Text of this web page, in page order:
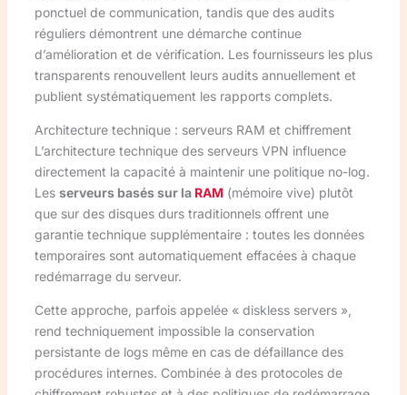
ponctuel de communication, tandis que des audits
réguliers démontrent une démarche continue
d’amélioration et de vérification. Les fournisseurs les plus
transparents renouvellent leurs audits annuellement et
publient systématiquement les rapports complets.
Architecture technique : serveurs RAM et chiffrement
L’architecture technique des serveurs VPN influence
directement la capacité à maintenir une politique no-log.
Les serveurs basés sur la RAM(mémoire vive) plutôt
que sur des disques durs traditionnels offrent une
garantie technique supplémentaire : toutes les données
temporaires sont automatiquement effacées à chaque
redémarrage du serveur.
Cette approche, parfois appelée « diskless servers »,
rend techniquement impossible la conservation
persistante de logs même en cas de défaillance des
procédures internes. Combinée à des protocoles de